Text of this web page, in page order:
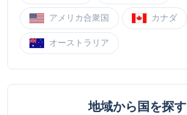
アメリカ合衆国 カナダ
オーストラリア
地域から国を探す